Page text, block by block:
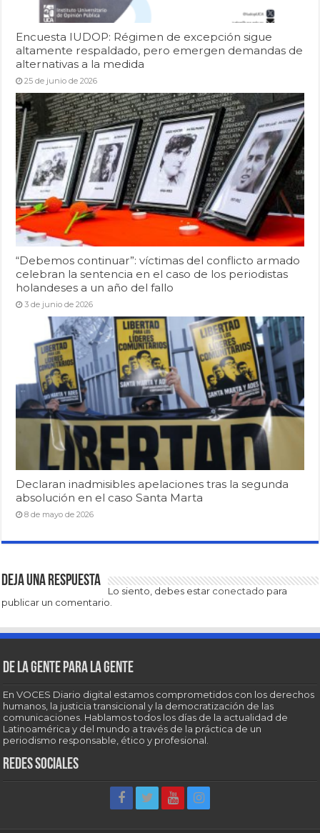
Encuesta IUDOP: Régimen de excepción sigue
altamente respaldado, pero emergen demandas de
alternativas a la medida
25 de junio de 2026
“Debemos continuar”: víctimas del conflicto armado
celebran la sentencia en el caso de los periodistas
holandeses a un año del fallo
3 de junio de 2026
Declaran inadmisibles apelaciones tras la segunda
absolución en el caso Santa Marta
8 de mayo de 2026
Deja una respuesta
Lo siento, debes estar conectado para
publicar un comentario.
De la gente para la gente
En VOCES Diario digital estamos comprometidos con los derechos
humanos, la justicia transicional y la democratización de las
comunicaciones. Hablamos todos los días de la actualidad de
Latinoamérica y del mundo a través de la práctica de un
periodismo responsable, ético y profesional.
Redes sociales